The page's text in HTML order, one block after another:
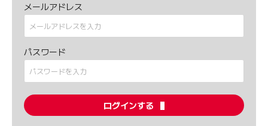
メールアドレス
パスワード
ログインする